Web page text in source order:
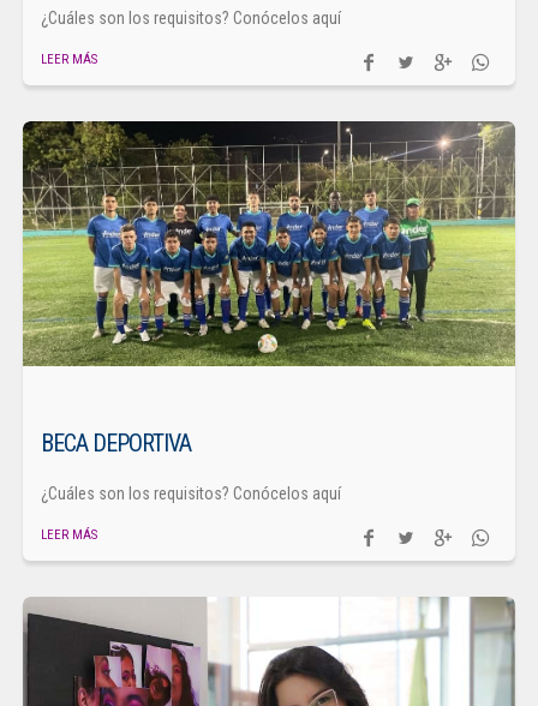
¿Cuáles son los requisitos? Conócelos aquí
LEER MÁS
BECA DEPORTIVA
¿Cuáles son los requisitos? Conócelos aquí
LEER MÁS